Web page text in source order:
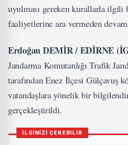
uyulması gereken kurallarla ilgili
faaliyetlerine ara vermeden
Erdoğan DEMİR / EDİRNE
Jandarma Komutanlığı Trafik
tarafından Enez İlçesi Gülçavuş
vatandaşlara yönelik bir
gerçekleştirildi.
İLGİNİZİ ÇEKEBİLİR